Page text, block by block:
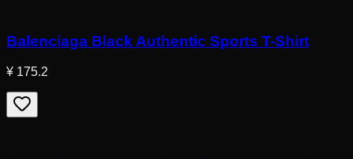
Balenciaga Black Authentic Sports T-Shirt
¥ 175.2